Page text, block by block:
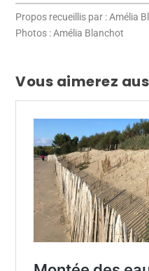
Propos recueillis par : Amélia
Photos : Amélia Blanchot
Vous aimerez